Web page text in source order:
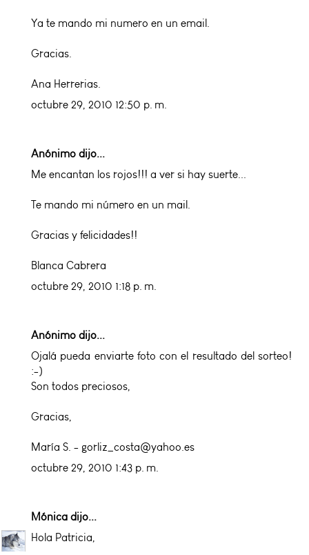
Ya te mando mi numero en un email.
Gracias.
Ana Herrerias.
octubre 29, 2010 12:50 p. m.
Anónimo dijo...
Me encantan los rojos!!! a ver si hay suerte...
Te mando mi número en un mail.
Gracias y felicidades!!
Blanca Cabrera
octubre 29, 2010 1:18 p. m.
Anónimo dijo...
Ojalá pueda enviarte foto con el resultado del sorteo!
:-)
Son todos preciosos,
Gracias,
María S. - gorliz_costa@yahoo.es
octubre 29, 2010 1:43 p. m.
Mónica dijo...
Hola Patricia,